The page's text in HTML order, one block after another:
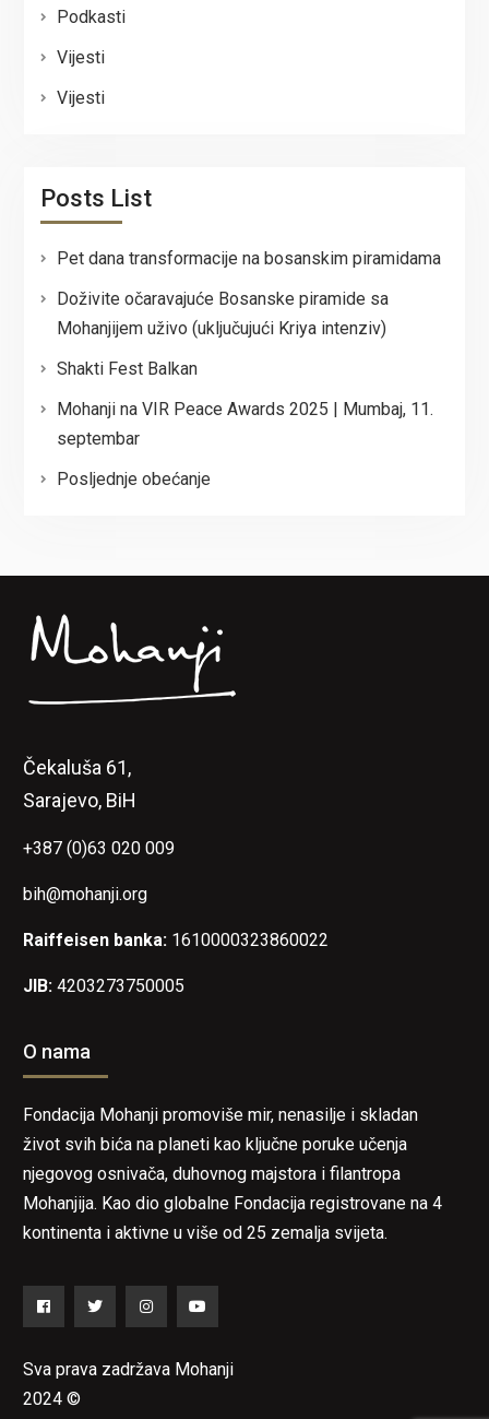
Podkasti
Vijesti
Vijesti
Posts List
Pet dana transformacije na bosanskim piramidama
Doživite očaravajuće Bosanske piramide sa
Mohanjijem uživo (uključujući Kriya intenziv)
Shakti Fest Balkan
Mohanji na VIR Peace Awards 2025 | Mumbaj, 11.
septembar
Posljednje obećanje
Čekaluša 61,
Sarajevo, BiH
+387 (0)63 020 009
bih@mohanji.org
Raiffeisen banka: 1610000323860022
JIB: 4203273750005
O nama
Fondacija Mohanji promoviše mir, nenasilje i skladan
život svih bića na planeti kao ključne poruke učenja
njegovog osnivača, duhovnog majstora i filantropa
Mohanjija. Kao dio globalne Fondacija registrovane na 4
kontinenta i aktivne u više od 25 zemalja svijeta.
Sva prava zadržava Mohanji
2024 ©